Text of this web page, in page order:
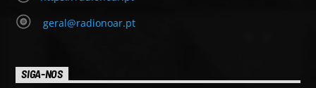
geral@radionoar.pt
SIGA-NOS